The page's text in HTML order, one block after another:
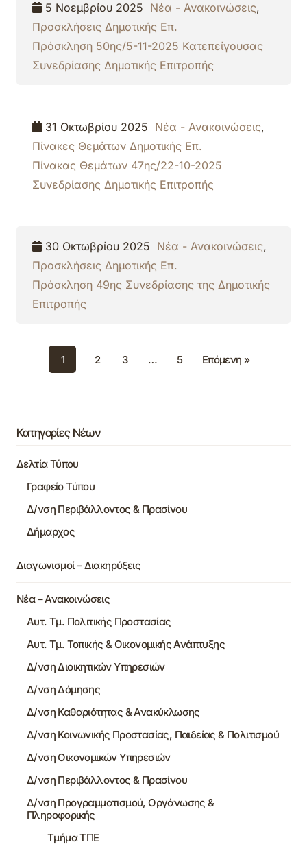
5 Νοεμβρίου 2025 Νέα - Ανακοινώσεις,
Προσκλήσεις Δημοτικής Επ.
Πρόσκληση 50ης/5-11-2025 Κατεπείγουσας
Συνεδρίασης Δημοτικής Επιτροπής
31 Οκτωβρίου 2025 Νέα - Ανακοινώσεις,
Πίνακες Θεμάτων Δημοτικής Επ.
Πίνακας Θεμάτων 47ης/22-10-2025
Συνεδρίασης Δημοτικής Επιτροπής
30 Οκτωβρίου 2025 Νέα - Ανακοινώσεις,
Προσκλήσεις Δημοτικής Επ.
Πρόσκληση 49ης Συνεδρίασης της Δημοτικής
Επιτροπής
1 2 3 … 5 Επόμενη »
Κατηγορίες Νέων
Δελτία Τύπου
Γραφείο Τύπου
Δ/νση Περιβάλλοντος & Πρασίνου
Δήμαρχος
Διαγωνισμοί – Διακηρύξεις
Νέα – Ανακοινώσεις
Αυτ. Τμ. Πολιτικής Προστασίας
Αυτ. Τμ. Τοπικής & Οικονομικής Ανάπτυξης
Δ/νση Διοικητικών Υπηρεσιών
Δ/νση Δόμησης
Δ/νση Καθαριότητας & Ανακύκλωσης
Δ/νση Κοινωνικής Προστασίας, Παιδείας & Πολιτισμού
Δ/νση Οικονομικών Υπηρεσιών
Δ/νση Περιβάλλοντος & Πρασίνου
Δ/νση Προγραμματισμού, Οργάνωσης &
Πληροφορικής
Τμήμα ΤΠΕ